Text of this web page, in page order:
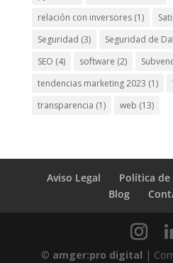
relación con inversores(1)
Seguridad (3) Seguridad de
SEO (4) software (2)
tendencias marketing 2023 (1)
transparencia (1) web (13)
Aviso Legal Política de
Blog
© amger:pro digital |